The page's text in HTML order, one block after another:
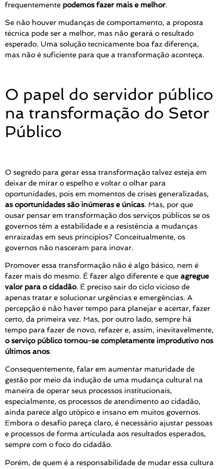
frequentemente podemos fazer mais e melhor.
Se não houver mudanças de comportamento, a proposta
técnica pode ser a melhor, mas não gerará o resultado
esperado. Uma solução tecnicamente boa faz diferença,
mas não é suficiente para que a transformação aconteça.
O papel do servidor público
na transformação do Setor
Público
O segredo para gerar essa transformação talvez esteja em
deixar de mirar o espelho e voltar o olhar para
oportunidades, pois em momentos de crises generalizadas,
as oportunidades são inúmeras e únicas. Mas, por que
ousar pensar em transformação dos serviços públicos se os
governos têm a estabilidade e a resistência a mudanças
enraizadas em seus princípios? Conceitualmente, os
governos não nasceram para inovar.
Promover essa transformação não é algo básico, nem é
fazer mais do mesmo. É fazer algo diferente e que agregue
valor para o cidadão. É preciso sair do ciclo vicioso de
apenas tratar e solucionar urgências e emergências. A
percepção é não haver tempo para planejar e acertar, fazer
certo, da primeira vez. Mas, por outro lado, sempre há
tempo para fazer de novo, refazer e, assim, inevitavelmente,
o serviço público tornou-se completamente improdutivo nos
últimos anos.
Consequentemente, falar em aumentar maturidade de
gestão por meio da indução de uma mudança cultural na
maneira de operar seus processos institucionais,
especialmente, os processos de atendimento ao cidadão,
ainda parece algo utópico e insano em muitos governos.
Embora o desafio pareça claro, é necessário ajustar pessoas
e processos de forma articulada aos resultados esperados,
sempre com o foco do cidadão.
Porém, de quem é a responsabilidade de mudar essa cultura